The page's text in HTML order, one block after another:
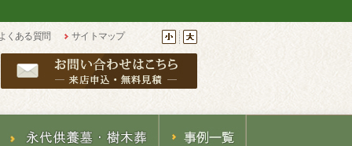
くある質問 サイトマップ